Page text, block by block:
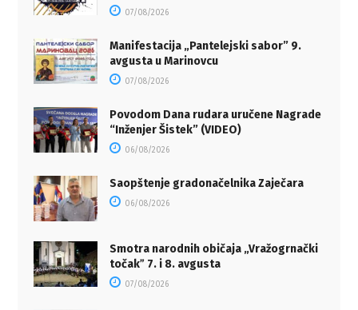
07/08/2026
Manifestacija „Pantelejski sabor” 9.
avgusta u Marinovcu
07/08/2026
Povodom Dana rudara uručene Nagrade
“Inženjer Šistek” (VIDEO)
06/08/2026
Saopštenje gradonačelnika Zaječara
06/08/2026
Smotra narodnih običaja „Vražogrnački
točakˮ 7. i 8. avgusta
07/08/2026